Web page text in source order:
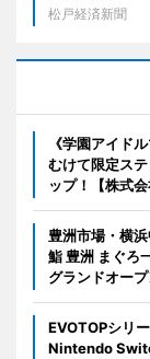
松戸経済新聞
《学園アイド
むけて限定ス
ップ！【株式会
豊洲市場・横
鮨 豊洲 まぐろ
グランドオープ
EVOTOPシリ
Nintendo